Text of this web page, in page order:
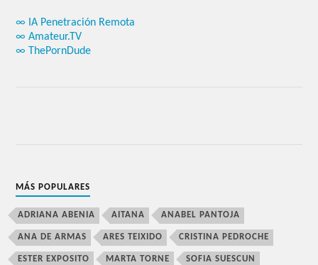
∞ IA Penetración Remota
∞ Amateur.TV
∞ ThePornDude
MÁS POPULARES
ADRIANA ABENIA AITANA ANABEL PANTOJA
ANA DE ARMAS ARES TEIXIDO CRISTINA PEDROCHE
ESTER EXPOSITO MARTA TORNE SOFIA SUESCUN